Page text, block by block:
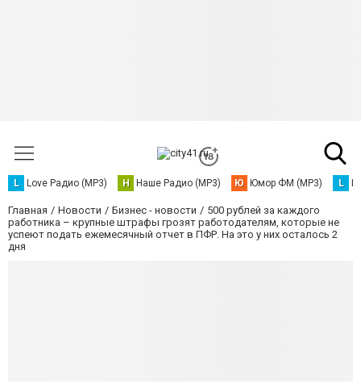
L Love Радио (MP3) Н Наше Радио (MP3) Ю Юмор ФМ (MP3) L
Главная Новости Бизнес - новости
500 рублей за каждого
работника – крупные штрафы грозят работодателям, которые не
успеют подать ежемесячный отчет в ПФР. На это у них осталось 2
дня